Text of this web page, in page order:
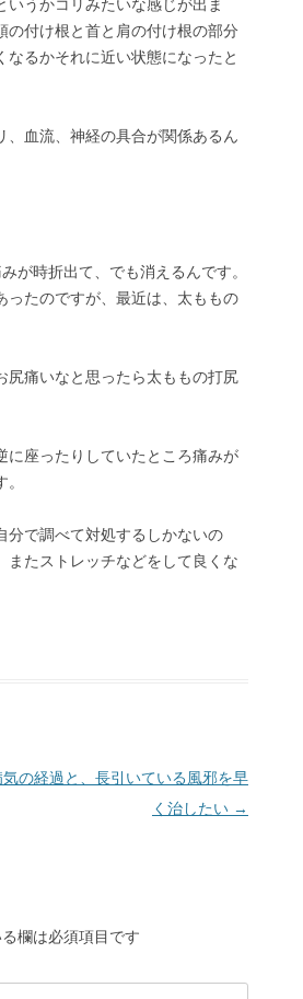
付け根と首と肩の付け根の部分
るかそれに近い状態になったと
血流、神経の具合が関係あるん
が時折出て、でも消えるんです。
ったのですが、最近は、太ももの
痛いなと思ったら太ももの打尻
座ったりしていたところ痛みが
分で調べて対処するしかないの
たストレッチなどをして良くな
の経過と、長引いている風邪を早
く治したい →
欄は必須項目です